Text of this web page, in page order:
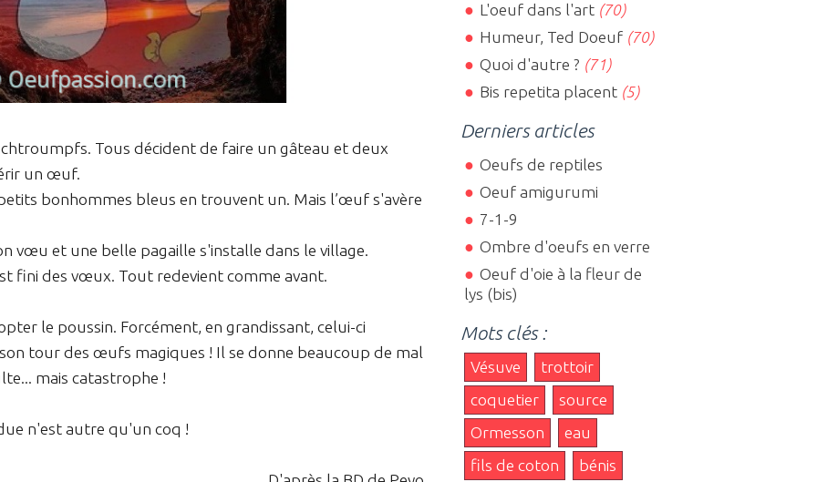
Tous décident de faire un gâteau et deux
un œuf.
bonhommes bleus en trouvent un. Mais l’œuf s'avère
vœu et une belle pagaille s'installe dans le village.
fini des vœux. Tout redevient comme avant.
le poussin. Forcément, en grandissant, celui-ci
tour des œufs magiques ! Il se donne beaucoup de mal
mais catastrophe !
n'est autre qu'un coq !
L'oeuf dans l'art(70)
Humeur, Ted Doeuf(70)
Quoi d'autre ? (71)
Bis repetita placent(5)
Derniers articles
Oeufs de reptiles
Oeuf amigurumi
7-1-9
Ombre d'oeufs en verre
Oeuf d'oie à la fleur de
lys (bis)
Mots clés :
Vésuve
trottoir
coquetier
source
Ormesson
eau
fils de coton
bénis